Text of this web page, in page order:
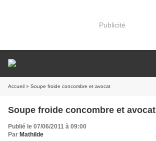
Publicité
Accueil » Soupe froide concombre et avocat
Soupe froide concombre et avocat
Publié le 07/06/2011 à 09:00
Par Mathilde